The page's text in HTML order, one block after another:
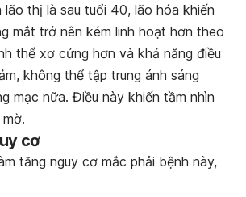
lão thị là sau tuổi 40, lão hóa khiến
mắt trở nên kém linh hoạt hơn theo
thể xơ cứng hơn và khả năng điều
không thể tập trung ánh sáng
mạc nữa. Điều này khiến tầm nhìn
cơ
tăng nguy cơ mắc phải bệnh này,